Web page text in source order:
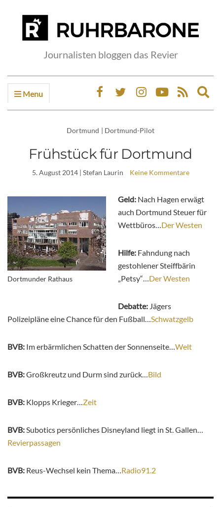
Journalisten bloggen das Revier
Menu
Dortmund | Dortmund-Pilot
Frühstück für Dortmund
5. August 2014| Stefan Laurin Keine Kommentare
Dortmunder Rathaus
Geld: Nach Hagen erwägt
auch Dortmund Steuer für
Wettbüros…Der Westen
Hilfe: Fahndung nach
gestohlener Steiffbärin
„Petsy“…Der Westen
Debatte: Jägers
Polizeipläne eine Chance für den Fußball…Schwatzgelb
BVB: Im erbärmlichen Schatten der Sonnenseite…Welt
BVB:Großkreutz und Durm sind zurück…Bild
BVB: Klopps Krieger…Zeit
BVB:Subotics persönliches Disneyland liegt in St. Gallen…
Revierpassagen
BVB: Reus-Wechsel kein Thema…Radio91.2